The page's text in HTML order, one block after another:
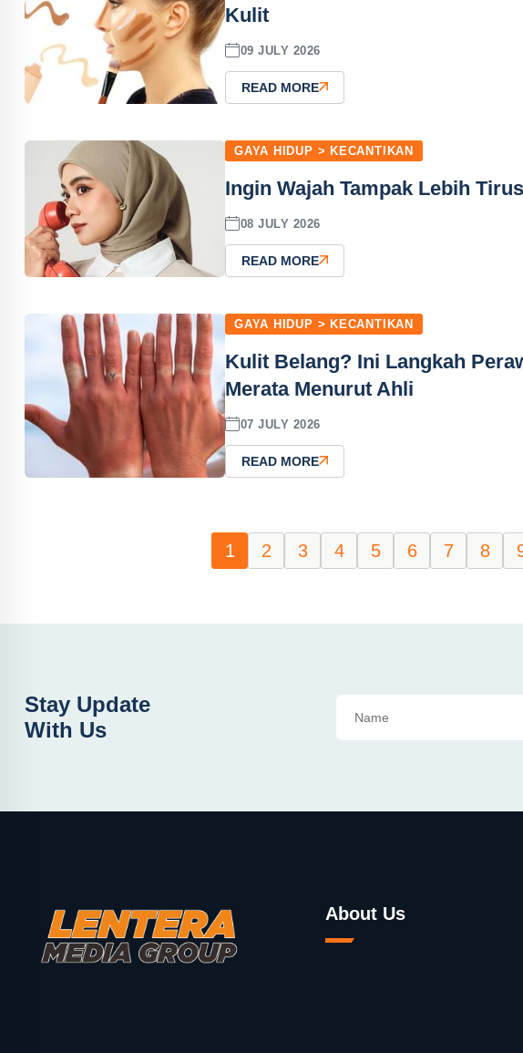
Kulit
09 JULY 2026
READ MORE
GAYA HIDUP > KECANTIKAN
Ingin Wajah Tampak Lebih
08 JULY 2026
READ MORE
GAYA HIDUP > KECANTIKAN
Kulit Belang? Ini Langkah
Merata Menurut Ahli
07 JULY 2026
READ MORE
1 2 3 4 5 6 7 8
Stay Update
With Us
About Us